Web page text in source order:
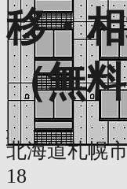
移・
（無
北海道札幌
18